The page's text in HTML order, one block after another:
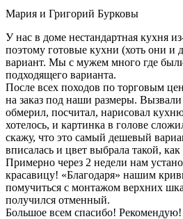
Мария и Григорий Бурковы
У нас в доме нестандартная кухня
поэтому готовые кухни (хоть они
вариант. Мы с мужем много где
подходящего варианта.
После всех походов по торговым
на заказ под наши размеры.
обмерил, посчитал, нарисовал
хотелось, и картинка в голове
скажу, что это самый дешевый
вписалась и цвет выбрала такой,
Примерно через 2 недели нам
красавицу! «Благодаря» нашим
помучиться с монтажом верхних
получился отменный.
Большое всем спасибо! Рекомендую!